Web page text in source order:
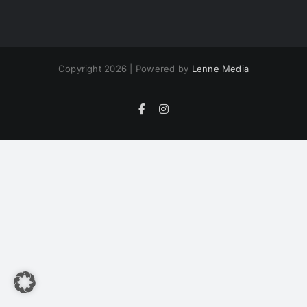
Copyright 2026 | Powered by Lenne Media
FacebookInstagram